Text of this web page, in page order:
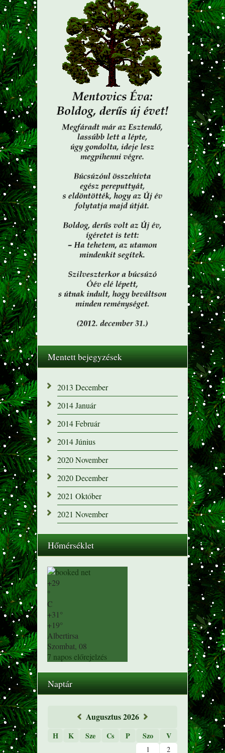
Mentett bejegyzések
2013 December
2014 Január
2014 Február
2014 Június
2020 November
2020 December
2021 Október
2021 November
Hőmérséklet
+29
°
C
+31°
+19°
Albertirsa
Szombat, 08
7 napos előrejelzés
Naptár
Augusztus 2026
H K Sze Cs P Szo V
1
2